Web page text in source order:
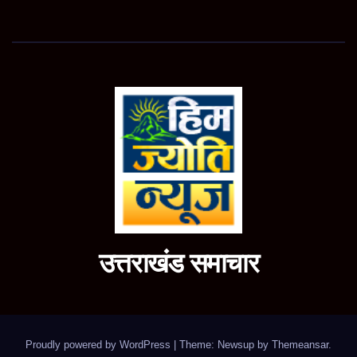
उत्तराखंड समाचार
Proudly powered by WordPress Theme: Newsup by Themeansar.